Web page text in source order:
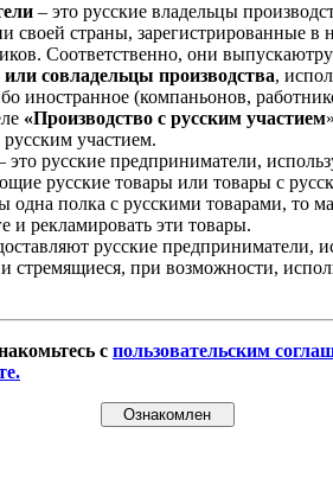
– это русские владельцы
своей страны, зарегистрированные
Соответственно, они
совладельцы производства,
иностранное (компаньонов,
«Производство с русским участием
участием.
это русские предприниматели,
русские товары или товары с
одна полка с русскими товарами, то
и рекламировать эти товары.
русские предприниматели,
стремящиеся, при возможности,
с пользовательским
Ознакомлен